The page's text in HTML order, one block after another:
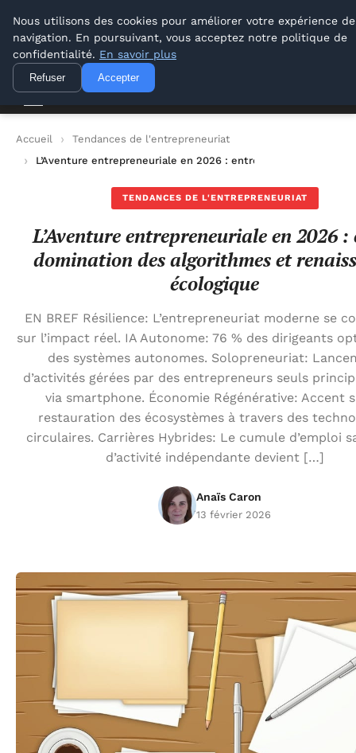
Lyon Photos
Lyon Photos
Accueil
Tendances de l'entrepreneuriat
L’Aventure entrepreneuriale en 2026 : entre domination des
TENDANCES DE L'ENTREPRENEURIAT
L’Aventure entrepreneuriale en 2026 :
domination des algorithmes et
écologique
EN BREF Résilience: L’entrepreneuriat moderne se
sur l’impact réel. IA Autonome: 76 % des dirigeants
des systèmes autonomes. Solopreneuriat:
d’activités gérées par des entrepreneurs seuls
via smartphone. Économie Régénérative: Accent
restauration des écosystèmes à travers des
circulaires. Carrières Hybrides: Le cumule d’emploi
d’activité indépendante devient […]
Anaïs Caron
13 février 2026
Nous utilisons des cookies pour améliorer votre expérience de
navigation. En poursuivant, vous acceptez notre politique de
confidentialité. En savoir plus
Refuser Accepter